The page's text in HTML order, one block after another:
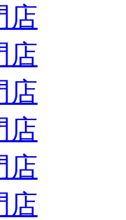
店
店
店
店
店
店